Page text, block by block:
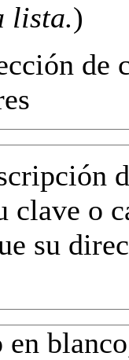
lista.)
de
clave o
su
en